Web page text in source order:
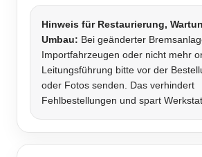
Hinweis für Restaurierung,
Umbau: Bei geänderter
Importfahrzeugen oder nicht mehr
Leitungsführung bitte vor der
oder Fotos senden. Das verhindert
Fehlbestellungen und spart